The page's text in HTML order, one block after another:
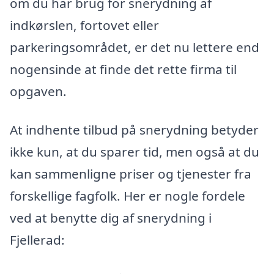
indkørslen, fortovet eller
parkeringsområdet, er det nu lettere end
nogensinde at finde det rette firma til
opgaven.
At indhente tilbud på snerydning betyder
ikke kun, at du sparer tid, men også at du
kan sammenligne priser og tjenester fra
forskellige fagfolk. Her er nogle fordele
ved at benytte dig af snerydning i
Fjellerad: